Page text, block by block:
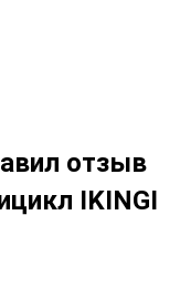
отзыв
IKINGI